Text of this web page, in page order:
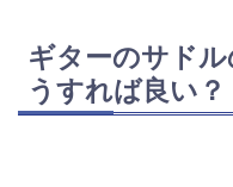
ギターのサド
うすれば良い？